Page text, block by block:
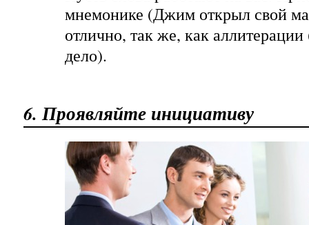
мнемонике (Джим открыл свой
отлично, так же, как
дело).
6. Проявляйте инициативу